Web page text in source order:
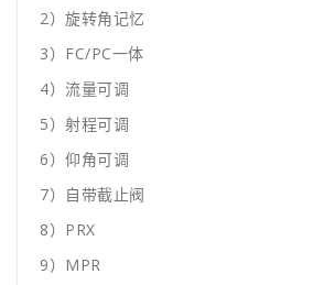
2）旋转角记忆
3）FC/PC一体
4）流量可调
5）射程可调
6）仰角可调
7）自带截止阀
8）PRX
9）MPR